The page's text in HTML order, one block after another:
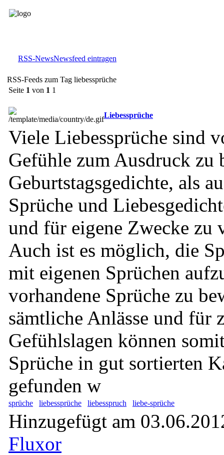
RSS-NewsNewsfeed eintragen
RSS-Feeds zum Tag liebessprüche
Seite 1 von 1 1
Liebessprüche
Viele Liebessprüche sind
Gefühle zum Ausdruck zu
Geburtstagsgedichte, als
Sprüche und
und für eigene Zwecke zu
Auch ist es möglich, die
mit eigenen Sprüchen
vorhandene Sprüche zu
sämtliche Anlässe und für
Gefühlslagen können
Sprüche in gut sortierten
gefunden w
sprüche liebessprüche liebesspruch liebe-sprüche
Hinzugefügt am
Fluxor